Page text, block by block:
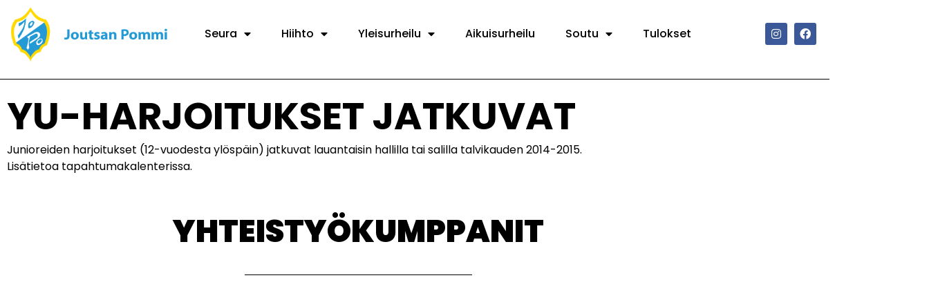
Seura Hiihto Yleisurheilu Aikuisurheilu Soutu Tulokset
YU-HARJOITUKSET JATKUVAT
Junioreiden harjoitukset (12-vuodesta ylöspäin) jatkuvat lauantaisin hallilla tai salilla talvikauden 2014-2015.
Lisätietoa tapahtumakalenterissa.
YHTEISTYÖKUMPPANIT